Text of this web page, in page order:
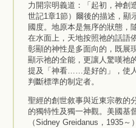
力開宗明義道：「起初，神創
世記1章1節）爾後的描述，顯
國度。地原本是無序的狀態，
在水面上，天地按照祂的話語
彰顯的神性是多面向的，既展
顯示祂的全能，更讓人驚嘆祂
提及「神看……是好的」，使
判斷標準的制定者。
聖經的創世敘事與近東宗教的
的獨特性及獨一神觀。美國基
（Sidney Greidanus，1935～